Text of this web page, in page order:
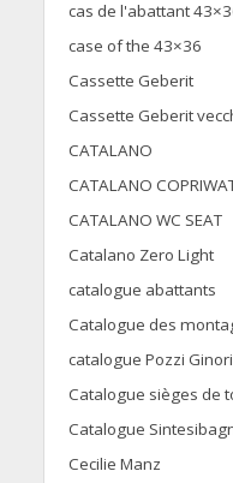
cas de l'abattant
case of the 43×36
Cassette Geberit
Cassette Geberit
CATALANO
CATALANO
CATALANO WC SEAT
Catalano Zero Light
catalogue abattants
Catalogue des
catalogue Pozzi
Catalogue sièges de
Catalogue
Cecilie Manz